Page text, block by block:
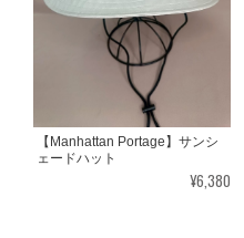
【Manhattan Portage】サンシ
ェードハット
¥6,380